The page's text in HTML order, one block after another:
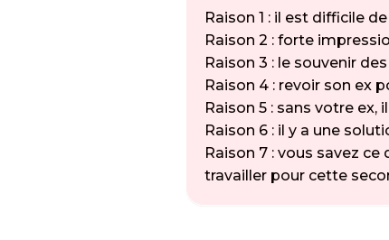
Raison 1 : il est difficile
Raison 2 : forte
Raison 3 : le souvenir
Raison 4 : revoir son ex
Raison 5 : sans votre
Raison 6 : il y a une
Raison 7 : vous savez
travailler pour cette